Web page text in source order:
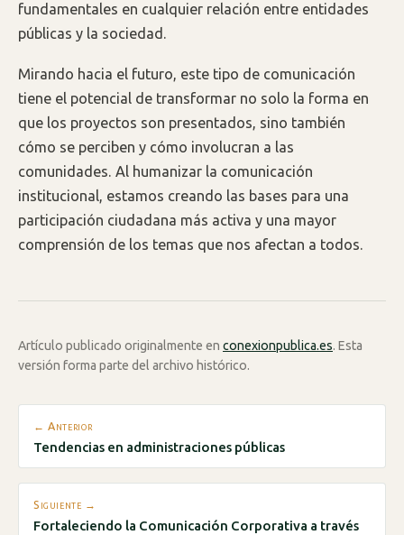
fundamentales en cualquier relación entre entidades
públicas y la sociedad.
Mirando hacia el futuro, este tipo de comunicación
tiene el potencial de transformar no solo la forma en
que los proyectos son presentados, sino también
cómo se perciben y cómo involucran a las
comunidades. Al humanizar la comunicación
institucional, estamos creando las bases para una
participación ciudadana más activa y una mayor
comprensión de los temas que nos afectan a todos.
Artículo publicado originalmente en conexionpublica.es. Esta
versión forma parte del archivo histórico.
← Anterior
Tendencias en administraciones públicas
Siguiente →
Fortaleciendo la Comunicación Corporativa a través